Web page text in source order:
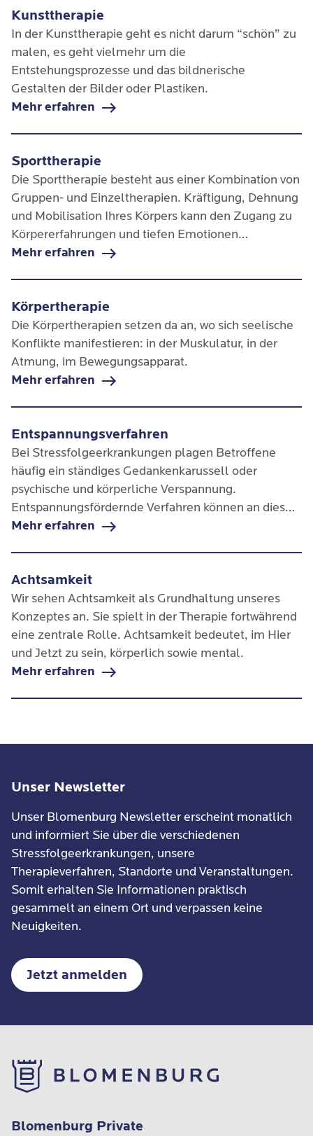
Kunsttherapie
In der Kunsttherapie geht es nicht darum “schön” zu
malen, es geht vielmehr um die
Entstehungsprozesse und das bildnerische
Gestalten der Bilder oder Plastiken.
Mehr erfahren
Sporttherapie
Die Sporttherapie besteht aus einer Kombination von
Gruppen- und Einzeltherapien. Kräftigung, Dehnung
und Mobilisation Ihres Körpers kann den Zugang zu
Körpererfahrungen und tiefen Emotionen
ermöglichen, die Koordination und die
Mehr erfahren
Körpertherapie
Die Körpertherapien setzen da an, wo sich seelische
Konflikte manifestieren: in der Muskulatur, in der
Atmung, im Bewegungsapparat.
Mehr erfahren
Entspannungsverfahren
Bei Stressfolgeerkrankungen plagen Betroffene
häufig ein ständiges Gedankenkarussell oder
psychische und körperliche Verspannung.
Entspannungsfördernde Verfahren können an dieser
Stelle ansetzen und große Linderung verschaffen.
Mehr erfahren
Achtsamkeit
Wir sehen Achtsamkeit als Grundhaltung unseres
Konzeptes an. Sie spielt in der Therapie fortwährend
eine zentrale Rolle. Achtsamkeit bedeutet, im Hier
und Jetzt zu sein, körperlich sowie mental.
Mehr erfahren
Unser Newsletter
Unser Blomenburg Newsletter erscheint monatlich
und informiert Sie über die verschiedenen
Stressfolgeerkrankungen, unsere
Therapieverfahren, Standorte und Veranstaltungen.
Somit erhalten Sie Informationen praktisch
gesammelt an einem Ort und verpassen keine
Neuigkeiten.
Jetzt anmelden
Blomenburg Private